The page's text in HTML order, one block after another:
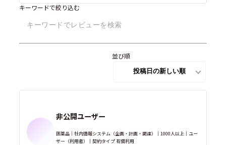
キーワードで絞り込む
並び順
非公開ユーザー
医薬品｜社内情報システム（企画・計画・調達）｜1000人以上｜ユー
ザー（利用者）｜契約タイプ 有償利用